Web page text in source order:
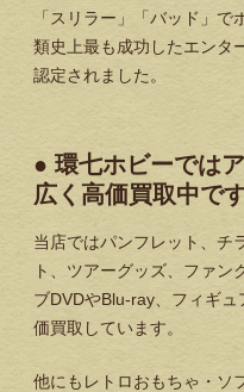
「スリラー」「バッド」
類史上最も成功したエンタ
認定されました。
● 環七ホビーでは
広く高価買取中です
当店ではパンフレット、チ
ト、ツアーグッズ、ファン
ブDVDやBlu-ray、フィギ
価買取しています。
他にもレトロおもちゃ・ソ